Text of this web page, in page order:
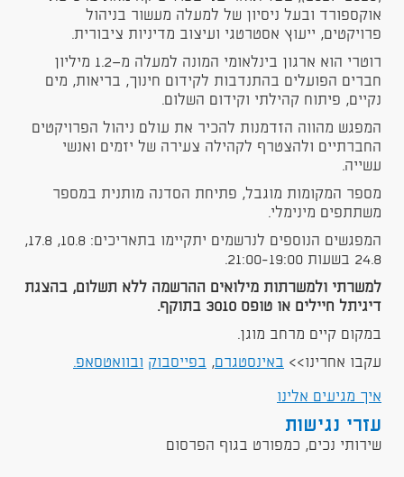
אוקספורד ובעל ניסיון של למעלה מעשור בניהול
פרויקטים, ייעוץ אסטרטגי ועיצוב מדיניות ציבורית.
רוטרי הוא ארגון בינלאומי המונה למעלה מ־1.2 מיליון
חברים הפועלים בהתנדבות לקידום חינוך, בריאות, מים
נקיים, פיתוח קהילתי וקידום השלום.
המפגש מהווה הזדמנות להכיר את עולם ניהול הפרויקטים
החברתיים ולהצטרף לקהילה צעירה של יזמים ואנשי
עשייה.
מספר המקומות מוגבל, פתיחת הסדנה מותנית במספר
משתתפים מינימלי.
המפגשים הנוספים לנרשמים יתקיימו בתאריכים: 10.8, 17.8,
24.8 בשעות 21:00-19:00.
למשרתי ולמשרתות מילואים ההרשמה ללא תשלום, בהצגת
דיגיתל חיילים או טופס 3010 בתוקף.
במקום קיים מרחב מוגן.
עקבו אחרינו>> באינסטגרם, בפייסבוק ובוואטסאפ.
איך מגיעים אלינו
עזרי נגישות
שירותי נכים, כמפורט בגוף הפרסום